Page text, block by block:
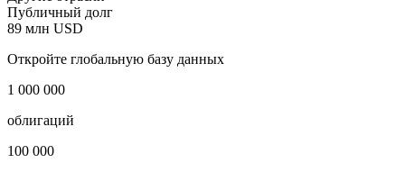
Публичный долг
89 млн USD
Откройте глобальную базу данных
1 000 000
облигаций
100 000